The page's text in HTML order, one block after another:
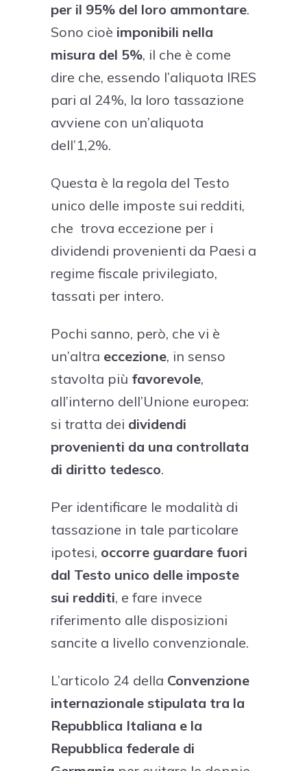
per il 95% del loro ammontare.
Sono cioè imponibili nella
misura del 5%, il che è come
dire che, essendo l’aliquota IRES
pari al 24%, la loro tassazione
avviene con un’aliquota
dell’1,2%.
Questa è la regola del Testo
unico delle imposte sui redditi,
che trova eccezione per i
dividendi provenienti da Paesi a
regime fiscale privilegiato,
tassati per intero.
Pochi sanno, però, che vi è
un’altra eccezione, in senso
stavolta più favorevole,
all’interno dell’Unione europea:
si tratta dei dividendi
provenienti da una controllata
di diritto tedesco.
Per identificare le modalità di
tassazione in tale particolare
ipotesi, occorre guardare fuori
dal Testo unico delle imposte
sui redditi, e fare invece
riferimento alle disposizioni
sancite a livello convenzionale.
L’articolo 24 della Convenzione
internazionale stipulata tra la
Repubblica Italiana e la
Repubblica federale di